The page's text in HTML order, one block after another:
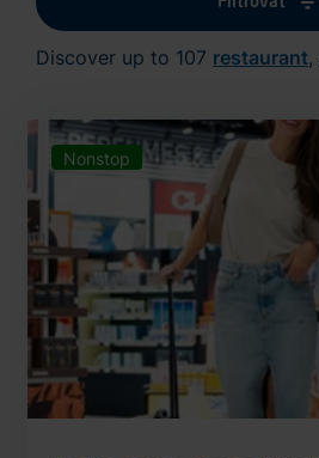
Discover up to 107 restaurant,
Nonstop